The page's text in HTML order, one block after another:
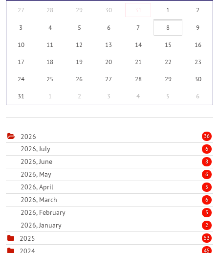
27 28 29 30 31 1 2
3 4 5 6 7 8 9
10 11 12 13 14 15 16
17 18 19 20 21 22 23
24 25 26 27 28 29 30
31 1 2 3 4 5 6
2026 36
2026, July 6
2026, June 8
2026, May 6
2026, April 5
2026, March 6
2026, February 3
2026, January 2
2025 53
2024 45